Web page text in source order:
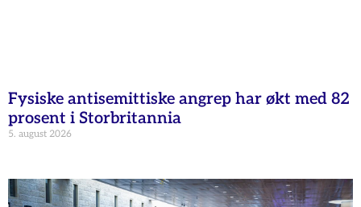
Fysiske antisemittiske angrep har økt med 82
prosent i Storbritannia
5. august 2026